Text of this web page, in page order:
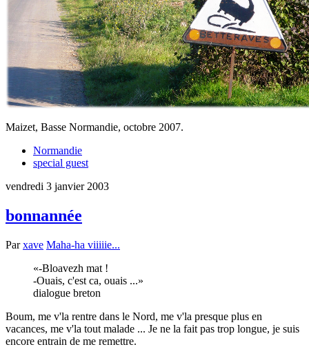
Maizet, Basse Normandie, octobre 2007.
Normandie
special guest
vendredi 3 janvier 2003
bonnannée
Parxave Maha-ha viiiiie...
-Bloavezh mat !
-Ouais, c'est ca, ouais ...
dialogue breton
Boum, me v'la rentre dans le Nord, me v'la presque plus en
vacances, me v'la tout malade ... Je ne la fait pas trop longue, je suis
encore entrain de me remettre.